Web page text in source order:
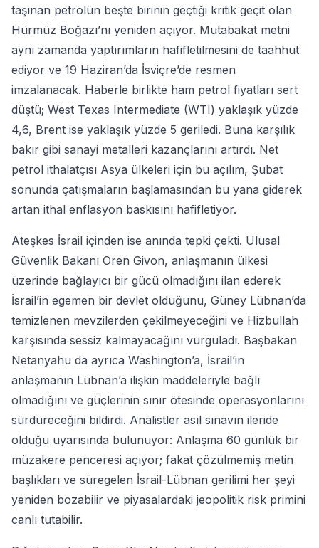
taşınan petrolün beşte birinin geçtiği kritik geçit olan
Hürmüz Boğazı’nı yeniden açıyor. Mutabakat metni
aynı zamanda yaptırımların hafifletilmesini de taahhüt
ediyor ve 19 Haziran’da İsviçre’de resmen
imzalanacak. Haberle birlikte ham petrol fiyatları sert
düştü; West Texas Intermediate (WTI) yaklaşık yüzde
4,6, Brent ise yaklaşık yüzde 5 geriledi. Buna karşılık
bakır gibi sanayi metalleri kazançlarını artırdı. Net
petrol ithalatçısı Asya ülkeleri için bu açılım, Şubat
sonunda çatışmaların başlamasından bu yana giderek
artan ithal enflasyon baskısını hafifletiyor.
Ateşkes İsrail içinden ise anında tepki çekti. Ulusal
Güvenlik Bakanı Oren Givon, anlaşmanın ülkesi
üzerinde bağlayıcı bir gücü olmadığını ilan ederek
İsrail’in egemen bir devlet olduğunu, Güney Lübnan’da
temizlenen mevzilerden çekilmeyeceğini ve Hizbullah
karşısında sessiz kalmayacağını vurguladı. Başbakan
Netanyahu da ayrıca Washington’a, İsrail’in
anlaşmanın Lübnan’a ilişkin maddeleriyle bağlı
olmadığını ve güçlerinin sınır ötesinde operasyonlarını
sürdüreceğini bildirdi. Analistler asıl sınavın ileride
olduğu uyarısında bulunuyor: Anlaşma 60 günlük bir
müzakere penceresi açıyor; fakat çözülmemiş metin
başlıkları ve süregelen İsrail-Lübnan gerilimi her şeyi
yeniden bozabilir ve piyasalardaki jeopolitik risk primini
canlı tutabilir.